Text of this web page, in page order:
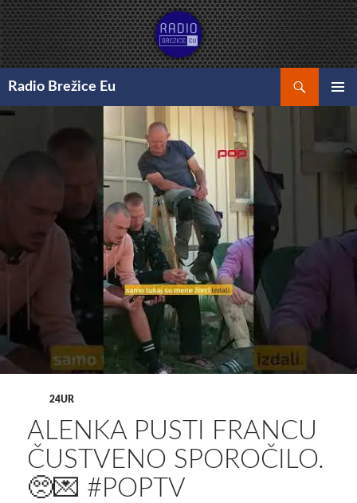
Preskoči
na
vsebino
Radio Brežice Eu
24UR
ALENKA PUSTI FRANCU
ČUSTVENO SPOROČILO.
🥺💌 #POPTV